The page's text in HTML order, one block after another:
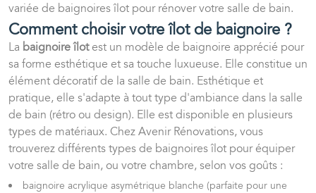
variée de baignoires îlot pour rénover votre salle de bain.
Comment choisir votre îlot de baignoire ?
La baignoire îlotest un modèle de baignoire apprécié pour
sa forme esthétique et sa touche luxueuse. Elle constitue un
élément décoratif de la salle de bain. Esthétique et
pratique, elle s'adapte à tout type d'ambiance dans la salle
de bain (rétro ou design). Elle est disponible en plusieurs
types de matériaux. Chez Avenir Rénovations, vous
trouverez différents types de baignoires îlot pour équiper
votre salle de bain, ou votre chambre, selon vos goûts :
baignoire acrylique asymétrique blanche (parfaite pour une